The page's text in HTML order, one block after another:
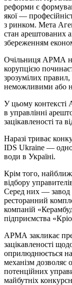
реформи є
якої —
з ринком. Мета
стан арештованих
збереженням
Очільниця АРМА
корупцією
зрозумілих
неможливими або
У цьому контексті
в управлінні
зацікавленості та
Наразі триває
IDS Ukraine —
води в Україні.
Крім того,
відбору
Серед них — завод
ресторанний
компаній
підприємства
АРМА закликає
зацікавленості
оприлюднюється
механізм дозволяє
потенційних
майбутніх